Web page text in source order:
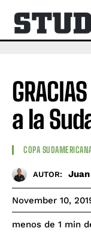
a la
COPA
AUTOR:
November 10,
menos de 1 min